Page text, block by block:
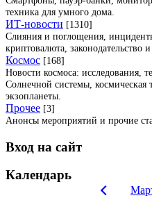
техника для умного дома.
ИТ-новости [1310]
Слияния и поглощения,
криптовалюта, законодательство
Космос [168]
Новости космоса: исследования,
Солнечной системы, космическая
экзопланеты.
Прочее [3]
Анонсы мероприятий и прочие
Вход на сайт
Календарь